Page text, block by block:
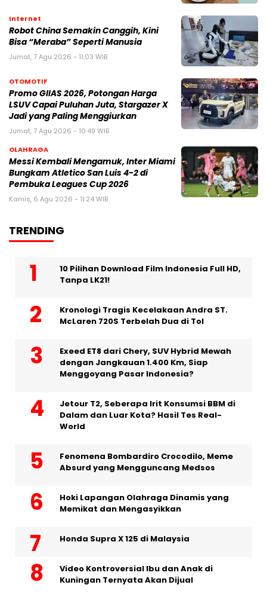
Internet
Robot China Semakin Canggih, Kini
Bisa “Meraba” Seperti Manusia
Jumat, 7 Agu 2026 - 11:03 WIB
OTOMOTIF
Promo GIIAS 2026, Potongan Harga
LSUV Capai Puluhan Juta, Stargazer X
Jadi yang Paling Menggiurkan
Jumat, 7 Agu 2026 - 10:49 WIB
OLAHRAGA
Messi Kembali Mengamuk, Inter Miami
Bungkam Atletico San Luis 4-2 di
Pembuka Leagues Cup 2026
Kamis, 6 Agu 2026 - 11:24 WIB
TRENDING
10 Pilihan Download Film Indonesia Full HD,
Tanpa LK21!
Kronologi Tragis Kecelakaan Andra ST.
McLaren 720S Terbelah Dua di Tol
Exeed ET8 dari Chery, SUV Hybrid Mewah
dengan Jangkauan 1.400 Km, Siap
Menggoyang Pasar Indonesia?
Jetour T2, Seberapa Irit Konsumsi BBM di
Dalam dan Luar Kota? Hasil Tes Real-
World
Fenomena Bombardiro Crocodilo, Meme
Absurd yang Mengguncang Medsos
Hoki Lapangan Olahraga Dinamis yang
Memikat dan Mengasyikkan
Honda Supra X 125 di Malaysia
Video Kontroversial Ibu dan Anak di
Kuningan Ternyata Akan Dijual